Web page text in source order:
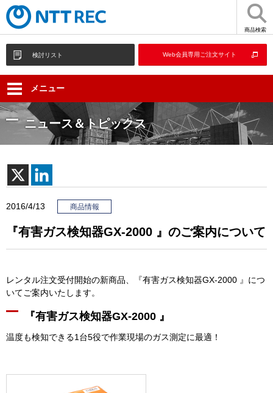
商品検索
検討リスト Web会員専用ご注文サイト
メニュー
ニュース＆トピックス
2016/4/13 商品情報
『有害ガス検知器GX-2000 』のご案内について
レンタル注文受付開始の新商品、『有害ガス検知器GX-2000 』につ
いてご案内いたします。
『有害ガス検知器GX-2000 』
温度も検知できる1台5役で作業現場のガス測定に最適！